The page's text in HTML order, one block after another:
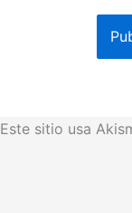
Este sitio usa